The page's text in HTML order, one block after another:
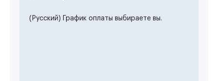
(Русский) График оплаты выбираете вы.